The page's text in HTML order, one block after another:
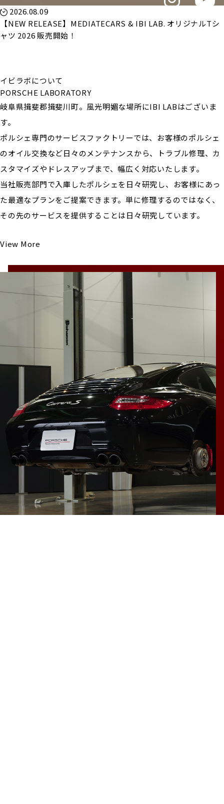
2026.08.09
【NEW RELEASE】MEDIATECARS & IBI LAB. オリジナルTシ
ャツ 2026 販売開始！
イビラボについて
PORSCHE LABORATORY
岐阜県揖斐郡揖斐川町。風光明媚な場所にIBI LABはございま
す。
ポルシェ専門のサービスファクトリーでは、お客様のポルシェ
のオイル交換など日々のメンテナンスから、トラブル修理、カ
スタマイズやドレスアップまで、幅広く対応いたします。
当社販売部門で入庫したポルシェを日々研究し、お客様にあっ
た最適なプランをご提案できます。単に修理するのではなく、
その先のサービスを提供することは日々研究しています。
View More